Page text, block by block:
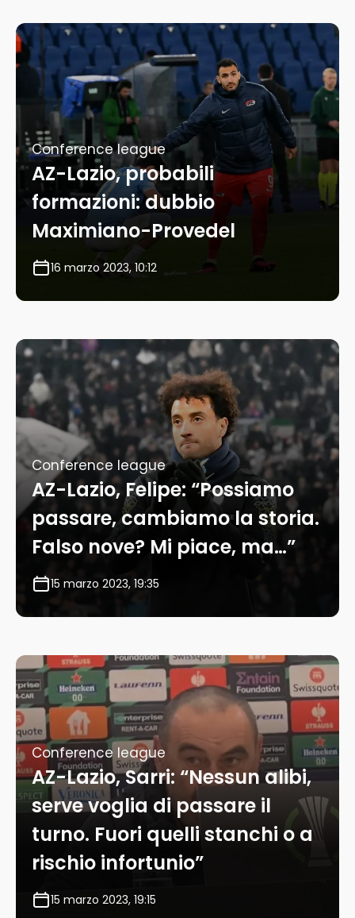
Conference league
AZ-Lazio, probabili
formazioni: dubbio
Maximiano-Provedel
16 marzo 2023, 10:12
Conference league
AZ-Lazio, Felipe: “Possiamo
passare, cambiamo la storia.
Falso nove? Mi piace, ma…”
15 marzo 2023, 19:35
Conference league
AZ-Lazio, Sarri: “Nessun alibi,
serve voglia di passare il
turno. Fuori quelli stanchi o a
rischio infortunio”
15 marzo 2023, 19:15